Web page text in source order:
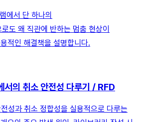
에서 단 하나의
왜 직관에 반하는 멈춤 현상이
적인 해결책을 설명합니다.
의 취소 안전성 다루기 / RFD
성과 취소 정합성을 실용적으로 다루는